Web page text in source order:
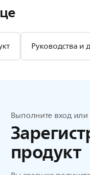
Руководства и
Выполните вход или
продукт